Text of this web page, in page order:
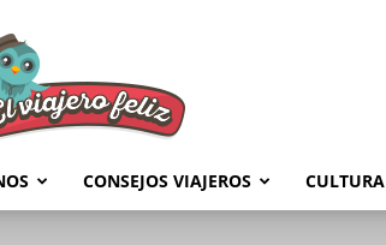
Feliz
CONSEJOS VIAJEROS CULTURA